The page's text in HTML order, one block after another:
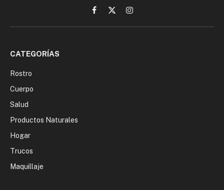
Facebook
X
(Twitter)
Instagram
CATEGORÍAS
Rostro
Cuerpo
Salud
Productos Naturales
Hogar
Trucos
Maquillaje